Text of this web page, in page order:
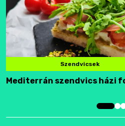
Szendvicsek
Mediterrán szendvics házi